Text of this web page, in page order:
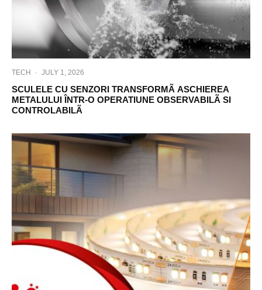
TECH · JULY 1, 2026
SCULELE CU SENZORI TRANSFORMÃ ASCHIEREA
METALULUI ÎNTR-O OPERATIUNE OBSERVABILÃ SI
CONTROLABILÃ